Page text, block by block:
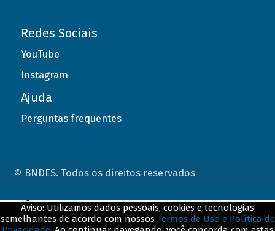
Redes Sociais
YouTube
Instagram
Ajuda
Perguntas frequentes
© BNDES. Todos os direitos reservados
Aviso: Utilizamos dados pessoais, cookies e tecnologias
semelhantes de acordo com nossos Termos de Uso e Política de
ConteÃºdo complementar
${title}${badge}